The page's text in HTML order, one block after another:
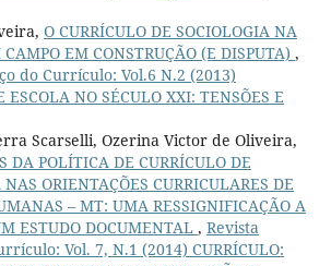
O CURRÍCULO DE SOCIOLOGIA NA
EM CONSTRUÇÃO (E DISPUTA) ,
do Currículo: Vol.6 N.2 (2013)
ESCOLA NO SÉCULO XXI: TENSÕES E
Scarselli, Ozerina Victor de Oliveira,
DA POLÍTICA DE CURRÍCULO DE
ORIENTAÇÕES CURRICULARES DE
– MT: UMA RESSIGNIFICAÇÃO A
ESTUDO DOCUMENTAL , Revista
Vol. 7, N.1 (2014) CURRÍCULO: